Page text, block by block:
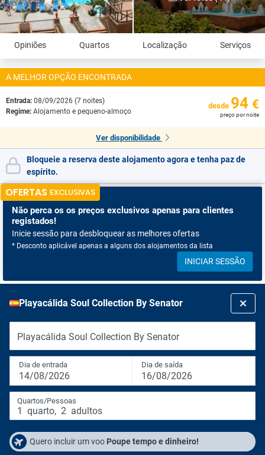
Opiniões Quartos Localização Serviços
A MELHOR OPÇÃO ENCONTRADA
Entrada: 08/09/2026 (7 noites)
Regime: Alojamento e pequeno-almoço
desde 94 €
preço por noite
Ver disponibilidade
Bloqueie a reserva deste alojamento agora e tenha paz de
espírito.
OFERTAS EXCLUSIVAS
Não perca os os preços exclusivos apenas para clientes
registados!
Inicie sessão para desbloquear as melhores ofertas
* Desconto aplicável apenas a alguns dos alojamentos da lista
INICIAR SESSÃO
Playacálida Soul Collection By Senator
Playacálida Soul Collection By Senator
Dia de entrada
14/08/2026
Dia de saída
16/08/2026
Quartos/Pessoas
1 quarto, 2 adultos
Quero incluir um voo Poupe tempo e dinheiro!